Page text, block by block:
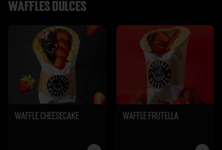
Waffles dulces
Waffle Cheesecake Waffle Frutella